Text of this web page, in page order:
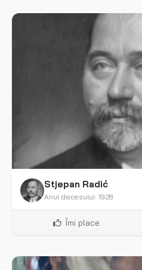
Stjepan Radić
Anul decesului: 1928
Îmi place